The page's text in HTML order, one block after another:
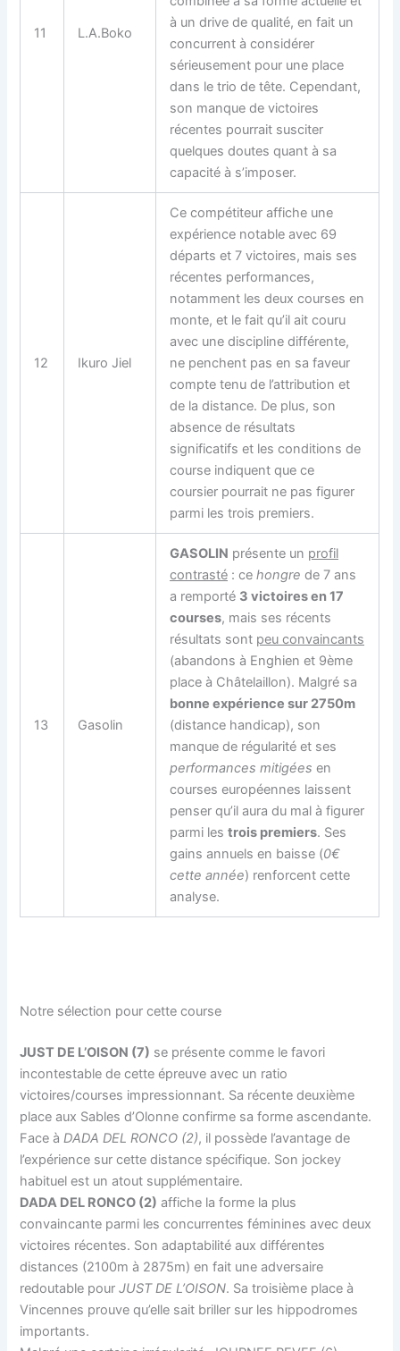
11 L.A.Boko
à un drive de qualité, en fait un
concurrent à considérer
sérieusement pour une place
dans le trio de tête. Cependant,
son manque de victoires
récentes pourrait susciter
quelques doutes quant à sa
capacité à s’imposer.
12 Ikuro Jiel
Ce compétiteur affiche une
expérience notable avec 69
départs et 7 victoires, mais ses
récentes performances,
notamment les deux courses en
monte, et le fait qu’il ait couru
avec une discipline différente,
ne penchent pas en sa faveur
compte tenu de l’attribution et
de la distance. De plus, son
absence de résultats
significatifs et les conditions de
course indiquent que ce
coursier pourrait ne pas figurer
parmi les trois premiers.
13 Gasolin
GASOLIN présente un profil
contrasté : cehongre de 7 ans
a remporté 3 victoires en 17
courses, mais ses récents
résultats sont peu convaincants
(abandons à Enghien et 9ème
place à Châtelaillon). Malgré sa
bonne expérience sur 2750m
(distance handicap), son
manque de régularité et ses
performances mitigées en
courses européennes laissent
penser qu’il aura du mal à figurer
parmi lestrois premiers. Ses
gains annuels en baisse (0€
cette année) renforcent cette
analyse.
Notre sélection pour cette course
JUST DE L’OISON (7) se présente comme le favori
incontestable de cette épreuve avec un ratio
victoires/courses impressionnant. Sa récente deuxième
place aux Sables d’Olonne confirme sa forme ascendante.
Face àDADA DEL RONCO (2), il possède l’avantage de
l’expérience sur cette distance spécifique. Son jockey
habituel est un atout supplémentaire.
DADA DEL RONCO (2) affiche la forme la plus
convaincante parmi les concurrentes féminines avec deux
victoires récentes. Son adaptabilité aux différentes
distances (2100m à 2875m) en fait une adversaire
redoutable pourJUST DE L’OISON. Sa troisième place à
Vincennes prouve qu’elle sait briller sur les hippodromes
importants.